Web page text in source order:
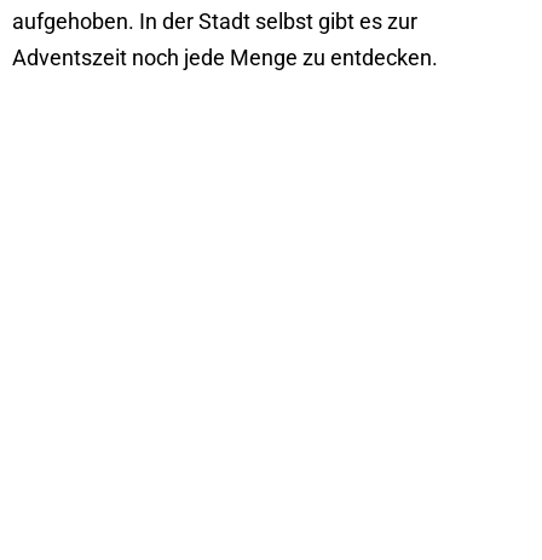
aufgehoben. In der Stadt selbst gibt es zur
Adventszeit noch jede Menge zu entdecken.